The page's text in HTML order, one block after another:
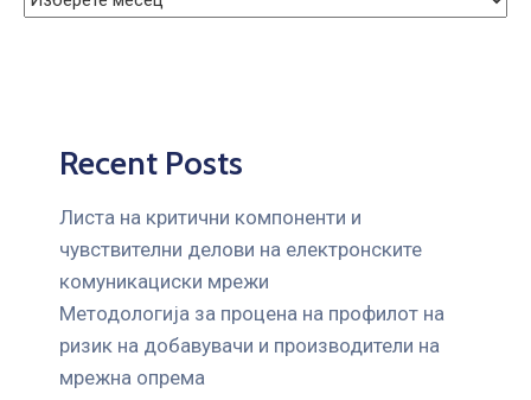
Recent Posts
Листа на критични компоненти и
чувствителни делови на електронските
комуникациски мрежи
Mетодологија за процена на профилот на
ризик на добавувачи и производители на
мрежна опрема